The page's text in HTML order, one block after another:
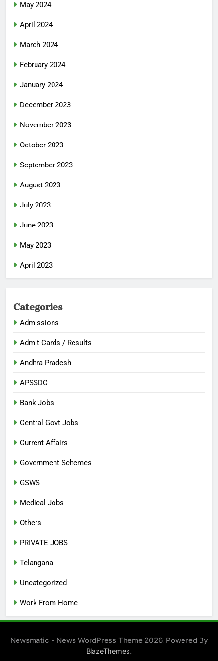
May 2024
April 2024
March 2024
February 2024
January 2024
December 2023
November 2023
October 2023
September 2023
August 2023
July 2023
June 2023
May 2023
April 2023
Categories
Admissions
Admit Cards / Results
Andhra Pradesh
APSSDC
Bank Jobs
Central Govt Jobs
Current Affairs
Government Schemes
GSWS
Medical Jobs
Others
PRIVATE JOBS
Telangana
Uncategorized
Work From Home
Newsmatic - News WordPress Theme 2026. Powered By
BlazeThemes.